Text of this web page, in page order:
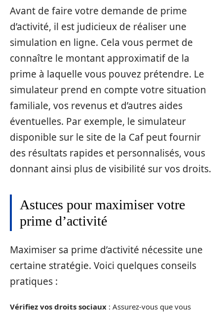
Avant de faire votre demande de prime
d’activité, il est judicieux de réaliser une
simulation en ligne. Cela vous permet de
connaître le montant approximatif de la
prime à laquelle vous pouvez prétendre. Le
simulateur prend en compte votre situation
familiale, vos revenus et d’autres aides
éventuelles. Par exemple, le simulateur
disponible sur le site de la Caf peut fournir
des résultats rapides et personnalisés, vous
donnant ainsi plus de visibilité sur vos droits.
Astuces pour maximiser votre
prime d’activité
Maximiser sa prime d’activité nécessite une
certaine stratégie. Voici quelques conseils
pratiques :
Vérifiez vos droits sociaux : Assurez-vous que vous